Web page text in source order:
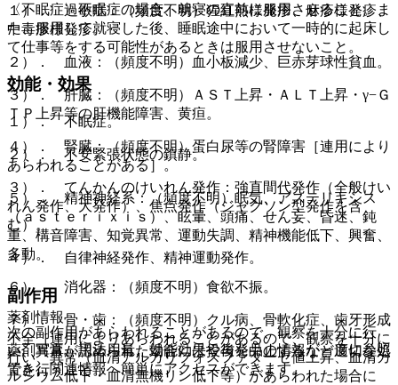
１）． 過敏症：（頻度不明）猩紅熱様発疹、麻疹様発疹、
中毒疹様発疹。
２）． 血液：（頻度不明）血小板減少、巨赤芽球性貧血。
３）． 肝臓：（頻度不明）ＡＳＴ上昇・ＡＬＴ上昇・γ−Ｇ
ＴＰ上昇等の肝機能障害、黄疸。
４）． 腎臓：（頻度不明）蛋白尿等の腎障害［連用により
あらわれることがある］。
５）． 精神神経系：（頻度不明）眠気、アステリキシス
（ａｓｔｅｒｉｘｉｓ）、眩暈、頭痛、せん妄、昏迷、鈍
重、構音障害、知覚異常、運動失調、精神機能低下、興奮、
多動。
６）． 消化器：（頻度不明）食欲不振。
７）． 骨・歯：（頻度不明）クル病、骨軟化症、歯牙形成
不全［連用によりあらわれることがあるので、観察を十分に
行い、異常（血清アルカリフォスファターゼ値上昇、血清カ
ルシウム低下・血清無機リン低下等）があらわれた場合に
〈不眠症〉不眠症の場合、就寝の直前に服用させること。ま
た、服用して就寝した後、睡眠途中において一時的に起床し
て仕事等をする可能性があるときは服用させないこと。
効能・効果
１）． 不眠症。
２）． 不安緊張状態の鎮静。
３）． てんかんのけいれん発作：強直間代発作（全般けい
れん発作、大発作）、焦点発作（ジャクソン型発作を含
む）。
４）． 自律神経発作、精神運動発作。
副作用
次の副作用があらわれることがあるので、観察を十分に行
い、異常が認められた場合には投与を中止するなど適切な処
置を行うこと。
薬剤情報
薬剤写真、用法用量、効能効果や後発品の情報が一度に参照
でき、関連情報へ簡単にアクセスができます。